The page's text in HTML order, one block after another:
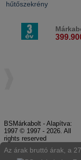
BSMárkabolt - Alapítva:
1997 © 1997 - 2026. All
rights reserved
Az árak bruttó árak, a